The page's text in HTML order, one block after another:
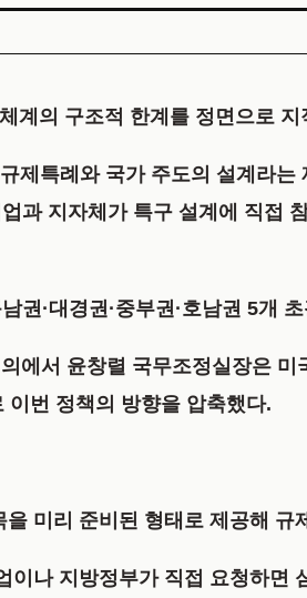
계의 구조적 한계를 정면으로 지
특례와 국가 주도의 설계라
지자체가 특구 설계에 직접
·대경권·중부권·호남권 5개
서 윤창렬 국무조정실장은
번 정책의 방향을 압축했다.
미리 준비된 형태로 제공해
나 지방정부가 직접 요청하면